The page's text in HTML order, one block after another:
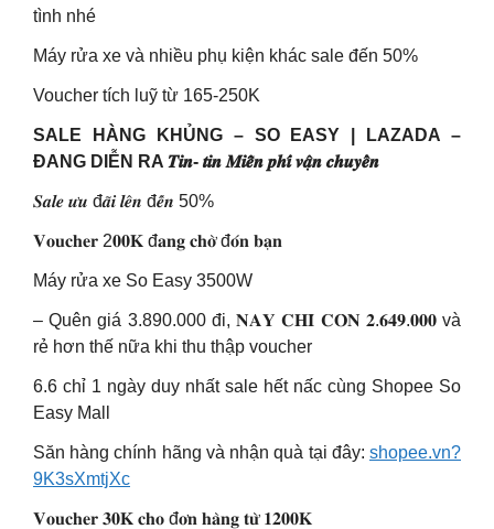
tình nhé
Máy rửa xe và nhiều phụ kiện khác sale đến 50%
Voucher tích luỹ từ 165-250K
SALE HÀNG KHỦNG – SO EASY | LAZADA –
ĐANG DIỄN RA 𝑻𝒊𝒏- 𝒕𝒊𝒏 𝑴𝒊𝒆̂̃𝒏 𝒑𝒉𝒊́ 𝒗𝒂̣̂𝒏 𝒄𝒉𝒖𝒚𝒆̂̉𝒏
𝑺𝒂𝒍𝒆 𝒖̛𝒖 đ𝒂̃𝒊 𝒍𝒆̂𝒏 đ𝒆̂́𝒏 50%
𝐕𝐨𝐮𝐜𝐡𝐞𝐫 2𝟎𝟎𝐊 đ𝐚𝐧𝐠 𝐜𝐡𝐨̛̀ đ𝐨́𝐧 𝐛𝐚̣𝐧
Máy rửa xe So Easy 3500W
– Quên giá 3.890.000 đi, 𝐍𝐀𝐘 𝐂𝐇𝐈̉ 𝐂𝐎̀𝐍 𝟐.𝟔𝟒𝟗.𝟎𝟎𝟎 và
rẻ hơn thế nữa khi thu thập voucher
6.6 chỉ 1 ngày duy nhất sale hết nấc cùng Shopee So
Easy Mall
Săn hàng chính hãng và nhận quà tại đây: shopee.vn?
9K3sXmtjXc
𝐕𝐨𝐮𝐜𝐡𝐞𝐫 𝟑𝟎𝐊 𝐜𝐡𝐨 đ𝐨̛𝐧 𝐡𝐚̀𝐧𝐠 𝐭𝐮̛̀ 𝟏𝟐𝟎𝟎𝐊